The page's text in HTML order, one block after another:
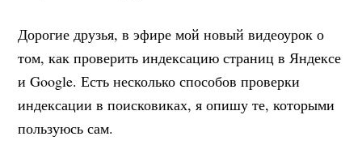
Дорогие друзья, в эфире мой новый видеоурок о
том, как проверить индексацию страниц в Яндексе
и Google. Есть несколько способов проверки
индексации в поисковиках, я опишу те, которыми
пользуюсь сам.